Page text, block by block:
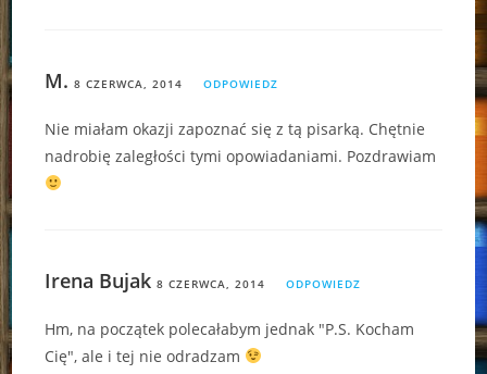
M. 8 CZERWCA, 2014 ODPOWIEDZ
Nie miałam okazji zapoznać się z tą pisarką. Chętnie
nadrobię zaległości tymi opowiadaniami. Pozdrawiam
Irena Bujak 8 CZERWCA, 2014 ODPOWIEDZ
Hm, na początek polecałabym jednak "P.S. Kocham
Cię", ale i tej nie odradzam